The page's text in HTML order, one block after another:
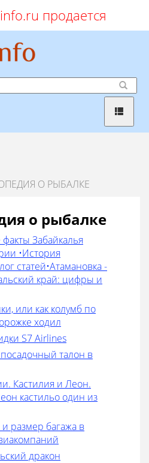
продается
О РЫБАЛКЕ
о рыбалке
Забайкалья
•История
статей•Атамановка -
край: цифры и
или как колумб по
ходил
S7 Airlines
посадочный талон в
Кастилия и Леон.
кастильо один из
размер багажа в
дракон